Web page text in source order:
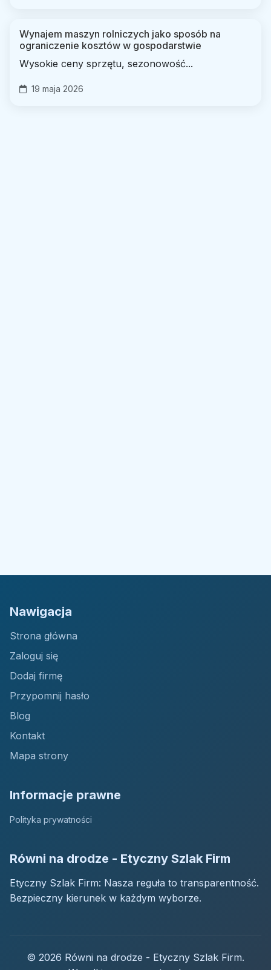
Wynajem maszyn rolniczych jako sposób na
ograniczenie kosztów w gospodarstwie
Wysokie ceny sprzętu, sezonowość...
19 maja 2026
Nawigacja
Strona główna
Zaloguj się
Dodaj firmę
Przypomnij hasło
Blog
Kontakt
Mapa strony
Informacje prawne
Polityka prywatności
Równi na drodze - Etyczny Szlak Firm
Etyczny Szlak Firm: Nasza reguła to transparentność.
Bezpieczny kierunek w każdym wyborze.
© 2026 Równi na drodze - Etyczny Szlak Firm.